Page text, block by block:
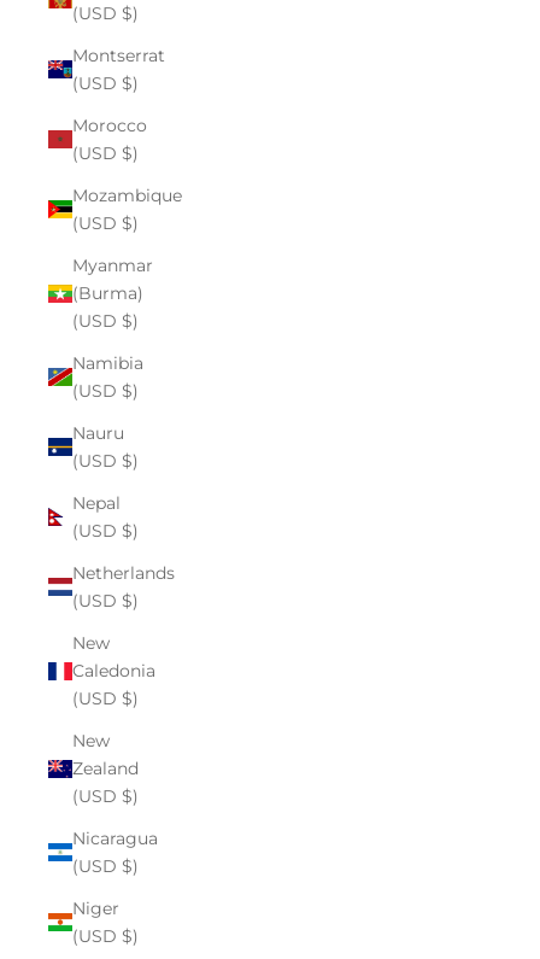
(USD $)
Montserrat
(USD $)
Morocco
(USD $)
Mozambique
(USD $)
Myanmar
(Burma)
(USD $)
Namibia
(USD $)
Nauru
(USD $)
Nepal
(USD $)
Netherlands
(USD $)
New
Caledonia
(USD $)
New
Zealand
(USD $)
Nicaragua
(USD $)
Niger
(USD $)